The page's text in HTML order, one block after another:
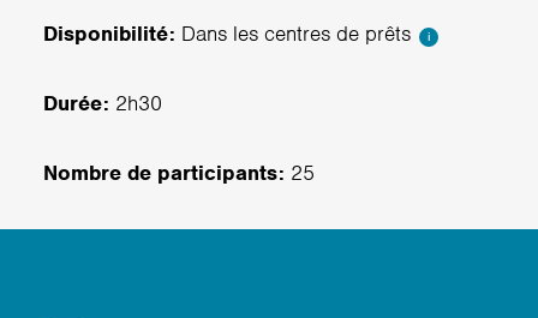
Disponibilité: Dans les centres de prêts i
Durée: 2h30
Nombre de participants: 25